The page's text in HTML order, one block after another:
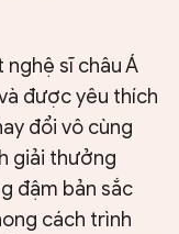
nghệ sĩ châu Á
được yêu thích
đổi vô cùng
giải thưởng
đậm bản sắc
cách trình